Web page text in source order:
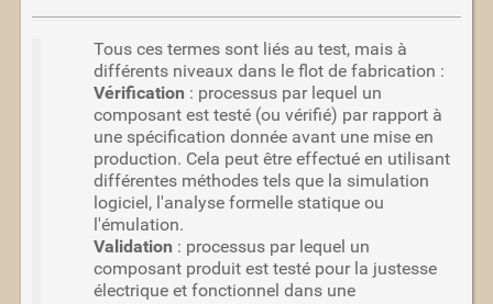
Tous ces termes sont liés au test, mais à
différents niveaux dans le flot de fabrication :
Vérification : processus par lequel un
composant est testé (ou vérifié) par rapport à
une spécification donnée avant une mise en
production. Cela peut être effectué en utilisant
différentes méthodes tels que la simulation
logiciel, l'analyse formelle statique ou
l'émulation.
Validation : processus par lequel un
composant produit est testé pour la justesse
électrique et fonctionnel dans une